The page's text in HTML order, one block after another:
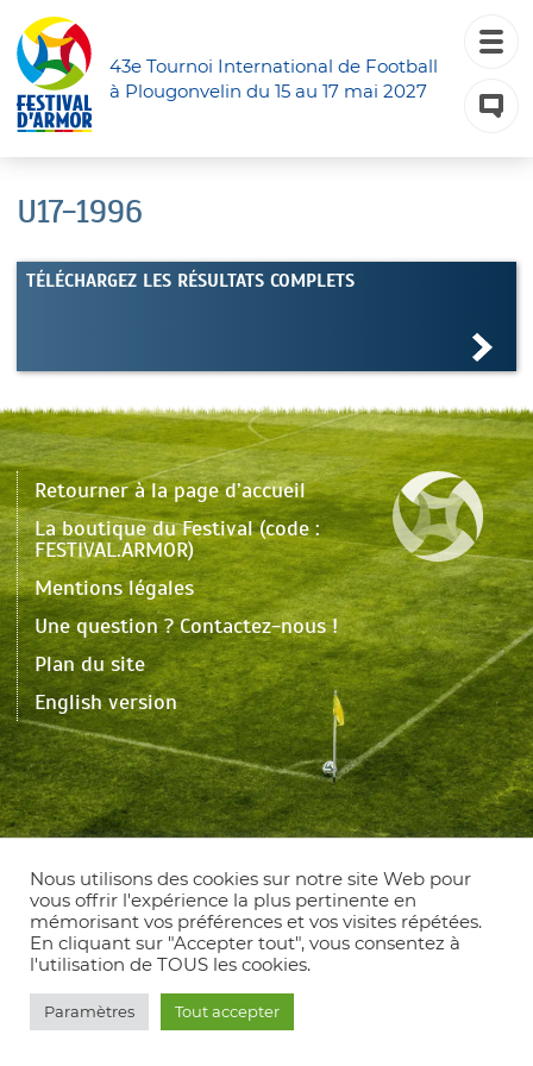
43e Tournoi International de Football
à Plougonvelin du 15 au 17 mai 2027
U17-1996
TÉLÉCHARGEZ LES RÉSULTATS COMPLETS
Retourner à la page d’accueil
La boutique du Festival (code :
FESTIVAL.ARMOR)
Mentions légales
Une question ? Contactez-nous !
Plan du site
English version
Nous utilisons des cookies sur notre site Web pour
vous offrir l'expérience la plus pertinente en
mémorisant vos préférences et vos visites répétées.
En cliquant sur "Accepter tout", vous consentez à
l'utilisation de TOUS les cookies.
Paramètres Tout accepter